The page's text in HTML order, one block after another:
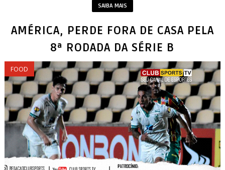
SAIBA MAIS
AMÉRICA, PERDE FORA DE CASA PELA
8ª RODADA DA SÉRIE B
FOOD